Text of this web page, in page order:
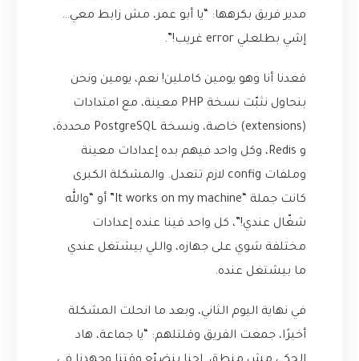
مدير فريق بكرهها: “يا أبو عمر، مش زابط معي…
إشي بطلعلي error غريب!”.
قعدنا أنا وهو يومين كاملين! نعم، يومين ونحن
بنحاول نثبّت نسخة PHP معينة، مع امتدادات
(extensions) خاصة، ونسخة PostgreSQL محددة،
و Redis، وكل واحد فيهم بده إعدادات معينة
وملفات config لازم تتعدل. والمشكلة الكبرى
كانت جملة “It works on my machine” أو “والله
شغّال عندي!”، كل واحد فينا عنده إعدادات
مختلفة شوي على جهازه، واللي بيشتغل عندي
ما بيشتغل عنده.
في نهاية اليوم الثاني، وبعد ما انحلت المشكلة
أخيرًا، جمعت الفريق وقلتلهم: “يا جماعة، هاد